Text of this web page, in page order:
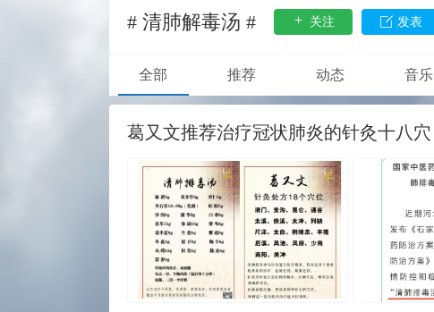
# 清肺解毒汤 # 关注 发表
全部 推荐 动态 音乐
葛又文推荐治疗冠状肺炎的针灸十八穴